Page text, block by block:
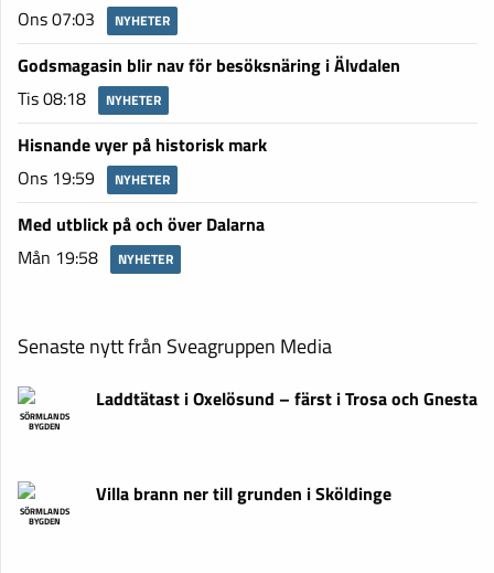
Ons 07:03
NYHETER
Godsmagasin blir nav för besöksnäring i Älvdalen
Tis 08:18
NYHETER
Hisnande vyer på historisk mark
Ons 19:59
NYHETER
Med utblick på och över Dalarna
Mån 19:58
NYHETER
Senaste nytt från Sveagruppen Media
SÖRMLANDS
BYGDEN
Laddtätast i Oxelösund – färst i Trosa och Gnesta
SÖRMLANDS
BYGDEN
Villa brann ner till grunden i Sköldinge